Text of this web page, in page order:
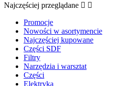
Najczęściej przeglądane  
Promocje
Nowości w asortymencie
Najczęściej kupowane
Części SDF
Filtry
Narzędzia i warsztat
Części
Elektryka